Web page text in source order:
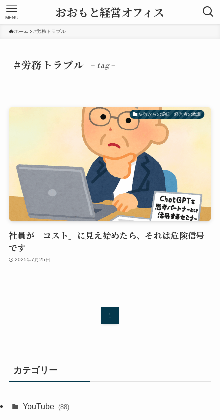
おおもと経営オフィス
MENU
ホーム #労務トラブル
#労務トラブル – tag –
失敗からの逆転：経営者の教訓
社員が「コスト」に見え始めたら、それは危険信号
です
2025年7月25日
1
カテゴリー
YouTube (88)